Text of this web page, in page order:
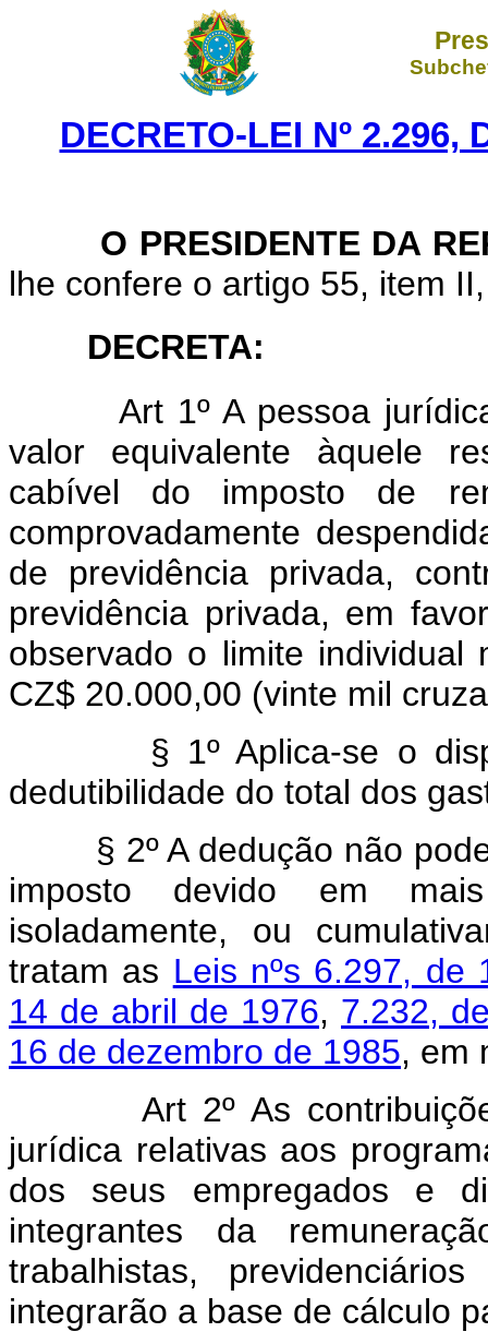
DECRETO-LEI Nº 2.296,
O PRESIDENTE DA
lhe confere o artigo 55, item
DECRETA:
Art 1º A pessoa
valor equivalente àquele
cabível do imposto de
comprovadamente
de previdência privada,
previdência privada, em
observado o limite individual
CZ$ 20.000,00 (vinte mil
§ 1º Aplica-se o
dedutibilidade do total dos
§ 2º A dedução não
imposto devido em
isoladamente, ou
tratam as Leis nºs 6.297, de
14 de abril de 1976, 7.232,
16 de dezembro de 1985, em
Art 2º As contribuições
jurídica relativas aos
dos seus empregados e
integrantes da
trabalhistas,
integrarão a base de cálculo